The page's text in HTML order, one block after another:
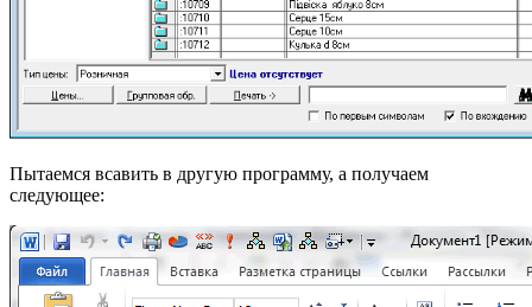
Пытаемся всавить в другую программу, а получаем
следующее: